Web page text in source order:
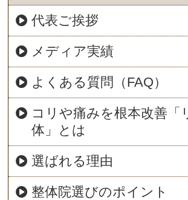
代表ご挨拶
メディア実績
よくある質問（FAQ）
コリや痛みを根本改善「
体」とは
選ばれる理由
整体院選びのポイント